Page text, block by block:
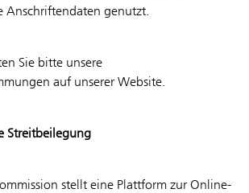
Anschriftendaten genutzt.
Sie bitte unsere
auf unserer Website.
Streitbeilegung
stellt eine Plattform zur Online-